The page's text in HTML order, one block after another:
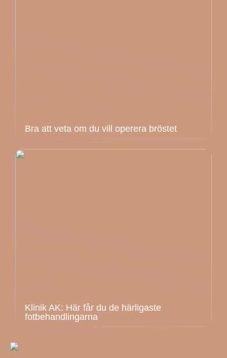
Bra att veta om du vill operera bröstet
Klinik AK: Här får du de härligaste
fotbehandlingarna